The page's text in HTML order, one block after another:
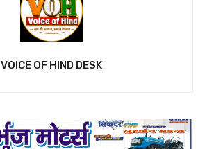
VOICE OF HIND DESK